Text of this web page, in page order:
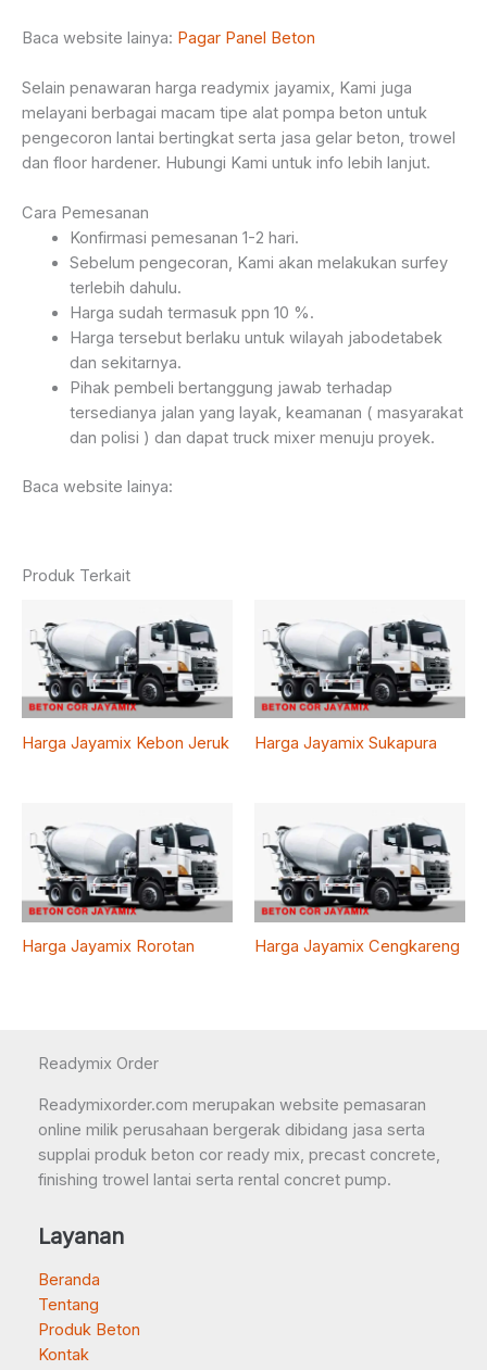
Baca website lainya: Pagar Panel Beton
Selain penawaran harga readymix jayamix, Kami juga
melayani berbagai macam tipe alat pompa beton untuk
pengecoron lantai bertingkat serta jasa gelar beton, trowel
dan floor hardener. Hubungi Kami untuk info lebih lanjut.
Cara Pemesanan
Konfirmasi pemesanan 1-2 hari.
Sebelum pengecoran, Kami akan melakukan surfey
terlebih dahulu.
Harga sudah termasuk ppn 10 %.
Harga tersebut berlaku untuk wilayah jabodetabek
dan sekitarnya.
Pihak pembeli bertanggung jawab terhadap
tersedianya jalan yang layak, keamanan ( masyarakat
dan polisi ) dan dapat truck mixer menuju proyek.
Baca website lainya:
Produk Terkait
Harga Jayamix Kebon Jeruk Harga Jayamix Sukapura
Harga Jayamix Rorotan Harga Jayamix Cengkareng
Readymix Order
Readymixorder.com merupakan website pemasaran
online milik perusahaan bergerak dibidang jasa serta
supplai produk beton cor ready mix, precast concrete,
finishing trowel lantai serta rental concret pump.
Layanan
Beranda
Tentang
Produk Beton
Kontak